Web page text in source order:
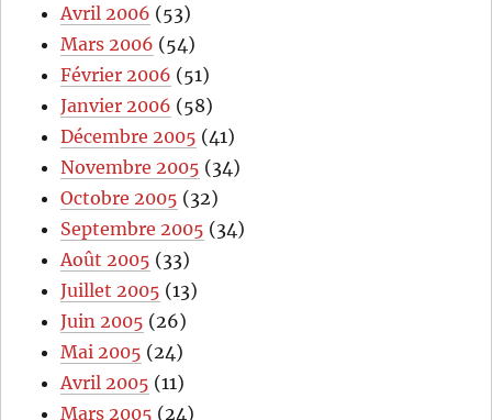
Avril 2006 (53)
Mars 2006 (54)
Février 2006 (51)
Janvier 2006 (58)
Décembre 2005 (41)
Novembre 2005 (34)
Octobre 2005 (32)
Septembre 2005 (34)
Août 2005 (33)
Juillet 2005 (13)
Juin 2005 (26)
Mai 2005 (24)
Avril 2005 (11)
Mars 2005 (24)